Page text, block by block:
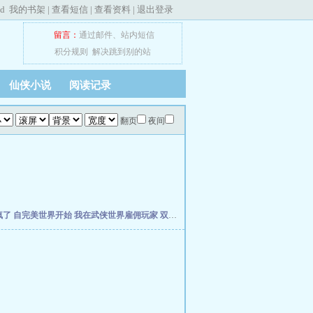
我的书架 | 查看短信 | 查看资料 | 退出登录
留言： 通过邮件、 站内短信
积分规则
解决跳到别的站
仙侠小说 阅读记录
翻页 夜间
了 自完美世界开始 我在武侠世界雇佣玩家 双穿，从当个倒爷开始